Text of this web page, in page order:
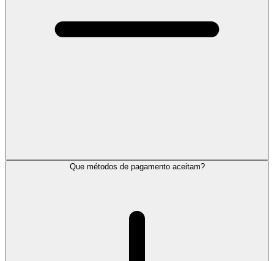
Que métodos de pagamento aceitam?